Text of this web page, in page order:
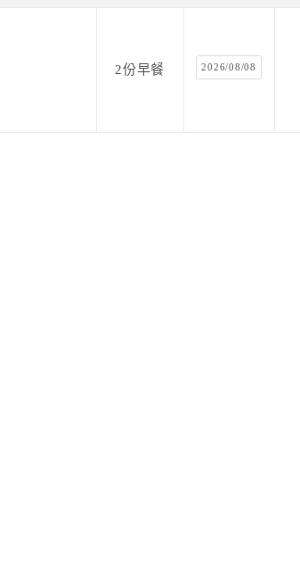
2份早餐 2026/08/08